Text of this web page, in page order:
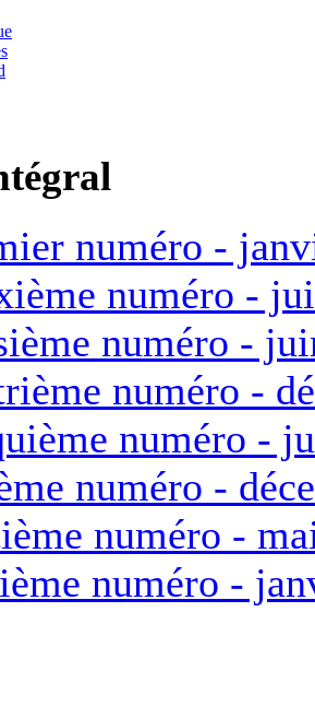
numéro -
numéro -
numéro -
numéro -
numéro -
numéro -
numéro -
numéro -